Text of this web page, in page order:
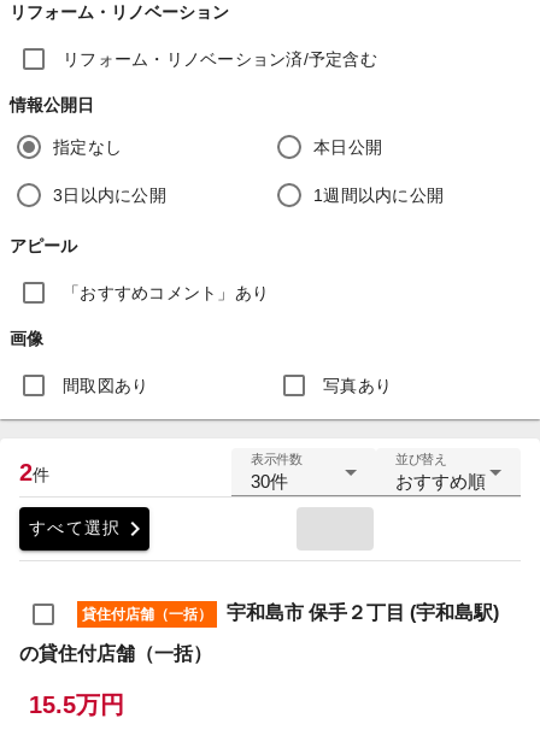
リフォーム・リノベーション
リフォーム・リノベーション済/予定含む
情報公開日
指定なし 本日公開
3日以内に公開 1週間以内に公開
アピール
「おすすめコメント」あり
画像
間取図あり 写真あり
2件
表示件数
30件
並び替え
おすすめ順
すべて選択 chevron_right
貸住付店舗（一括）
宇和島市 保手２丁目 (宇和島駅)
の貸住付店舗（一括）
15.5万円